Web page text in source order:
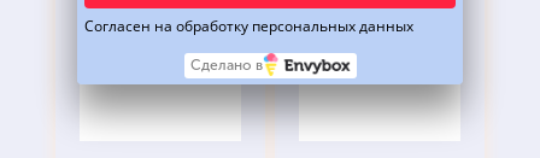
Согласен на обработку персональных данных
Сделано в